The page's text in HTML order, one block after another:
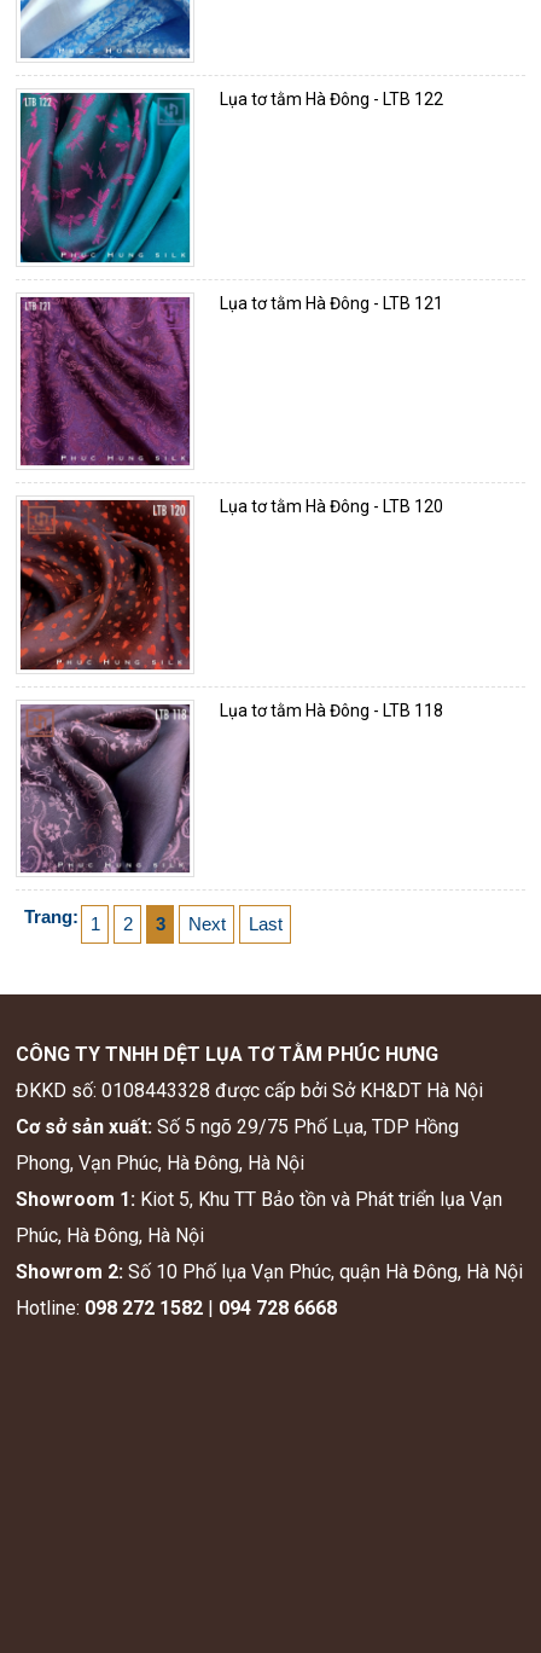
Lụa tơ tằm Hà Đông - LTB 122
Lụa tơ tằm Hà Đông - LTB 121
Lụa tơ tằm Hà Đông - LTB 120
Lụa tơ tằm Hà Đông - LTB 118
Trang: 1 2 3 Next Last
CÔNG TY TNHH DỆT LỤA TƠ TẰM PHÚC HƯNG
ĐKKD số: 0108443328 được cấp bởi Sở KH&DT Hà Nội
Cơ sở sản xuất: Số 5 ngõ 29/75 Phố Lụa, TDP Hồng
Phong, Vạn Phúc, Hà Đông, Hà Nội
Showroom 1: Kiot 5, Khu TT Bảo tồn và Phát triển lụa Vạn
Phúc, Hà Đông, Hà Nội
Showrom 2:Số 10 Phố lụa Vạn Phúc, quận Hà Đông, Hà Nội
Hotline: 098 272 1582 | 094 728 6668